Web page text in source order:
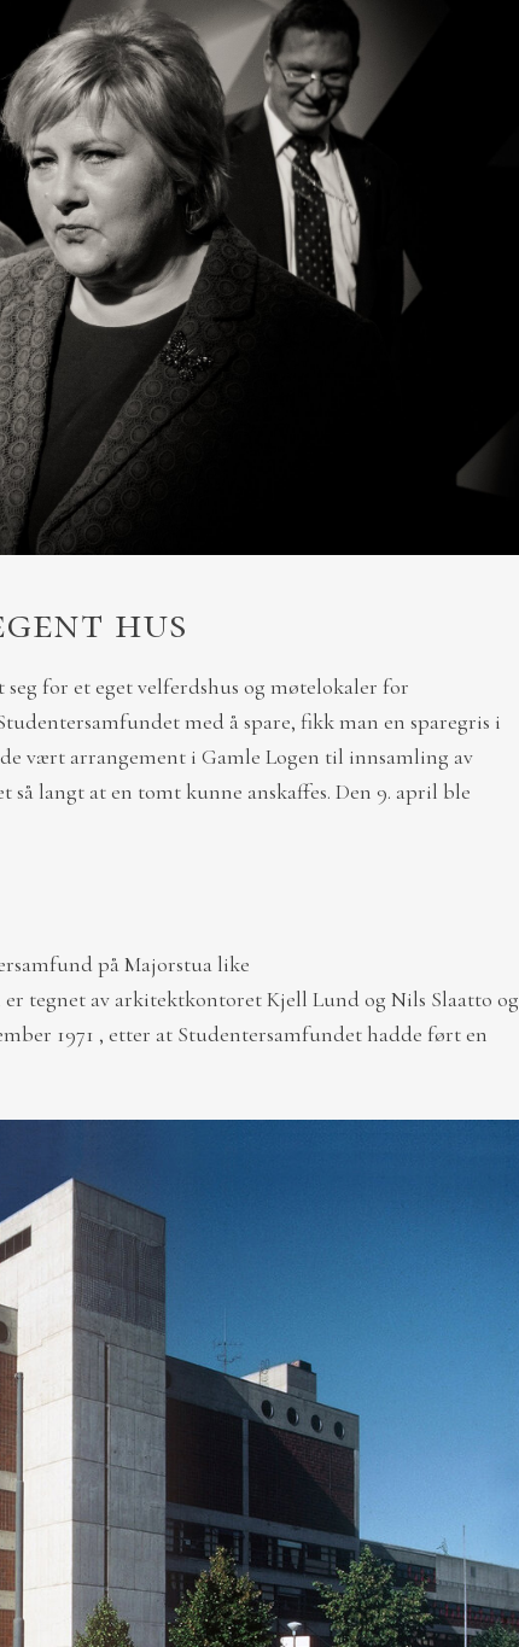
hus
for et eget velferdshus og møtelokaler for
med å spare, fikk man en sparegris i
vært arrangement i Gamle Logen til innsamling av
så langt at en tomt kunne anskaffes. Den 9. april ble
på Majorstua like
tegnet av arkitektkontoret Kjell Lund og Nils Slaatto og
1971 , etter at Studentersamfundet hadde ført en